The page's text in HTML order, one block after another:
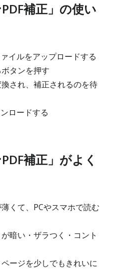
PDF補正」の使い
イルをアップロードする
タンを押す
され、補正されるのを待
ロードする
補正」がよく
くて、PCやスマホで読む
暗い・ザラつく・コント
ージを少しでもきれいに